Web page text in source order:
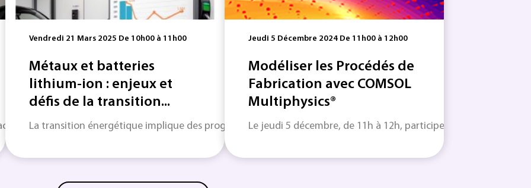
industrielle...
Vendredi 21 Mars 2025 De 10h00 à 11h00
Métaux et batteries
lithium-ion : enjeux et
défis de la transition...
La transition énergétique implique des progrès technologiques...
Jeudi 5 Décembre 2024 De 11h00 à 12h00
Modéliser les Procédés de
Fabrication avec COMSOL
Multiphysics®
Le jeudi 5 décembre, de 11h à 12h, participez à ce webinar...